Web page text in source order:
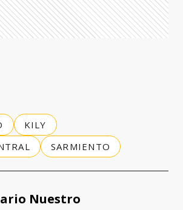
KILY
SARMIENTO
Nuestro